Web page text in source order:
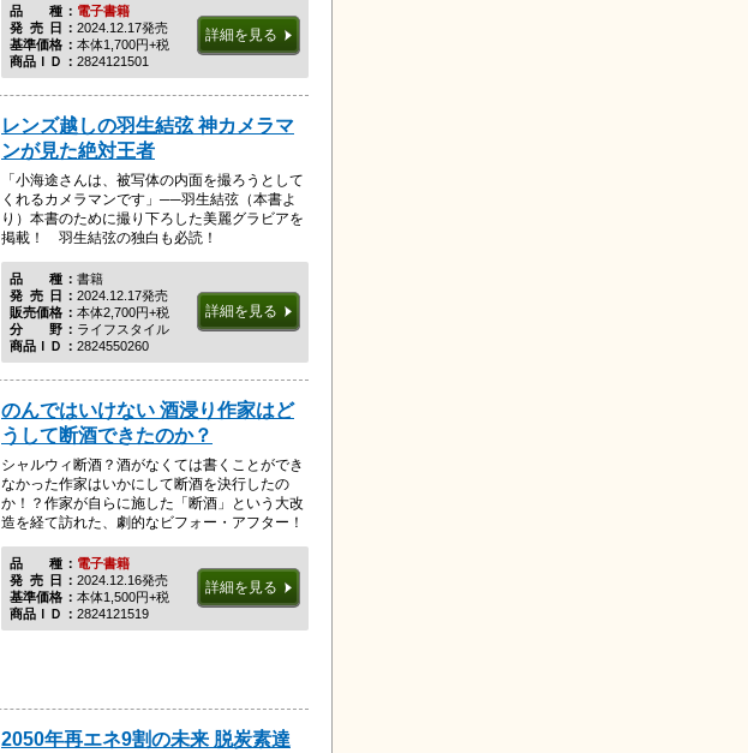
品種電子書籍
発売日 2024.12.17発売
基準価格
本体1,700円+税
商品ＩＤ
2824121501
詳細を見る
レンズ越しの羽生結弦 神カメラマ
ンが見た絶対王者
「小海途さんは、被写体の内面を撮ろうとして
くれるカメラマンです」──羽生結弦（本書よ
り）本書のために撮り下ろした美麗グラビアを
掲載！ 羽生結弦の独白も必読！
品種書籍
発売日 2024.12.17発売
販売価格
本体2,700円+税
分野ライフスタイル
商品ＩＤ
2824550260
詳細を見る
のんではいけない 酒浸り作家はど
うして断酒できたのか？
シャルウィ断酒？酒がなくては書くことができ
なかった作家はいかにして断酒を決行したの
か！？作家が自らに施した「断酒」という大改
造を経て訪れた、劇的なビフォー・アフター！
品種電子書籍
発売日 2024.12.16発売
基準価格
本体1,500円+税
商品ＩＤ
2824121519
詳細を見る
2050年再エネ9割の未来 脱炭素達